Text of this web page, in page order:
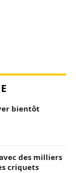
bientôt
des milliers
criquets